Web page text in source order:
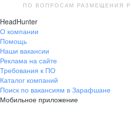
ПО ВОПРОСАМ РАЗМЕЩЕНИЯ
HeadHunter
О компании
Помощь
Наши вакансии
Реклама на сайте
Требования к ПО
Каталог компаний
Поиск по вакансиям в Зарафшане
Мобильное приложение